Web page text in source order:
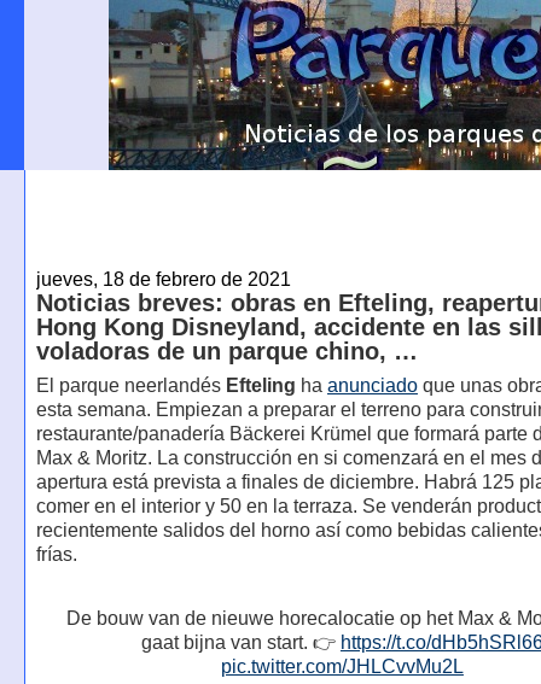
jueves, 18 de febrero de 2021
Noticias breves: obras en Efteling,
Hong Kong Disneyland, accidente en las
voladoras de un parque chino, …
El parque neerlandés Efteling ha anunciadoque unas
esta semana. Empiezan a preparar el terreno para
restaurante/panadería Bäckerei Krümel que formará parte
Max & Moritz. La construcción en si comenzará en el mes
apertura está prevista a finales de diciembre. Habrá 125
comer en el interior y 50 en la terraza. Se venderán
recientemente salidos del horno así como bebidas
frías.
De bouw van de nieuwe horecalocatie op het Max &
gaat bijna van start. 👉 https://t.co/
pic.twitter.com/JHLCvvMu2L